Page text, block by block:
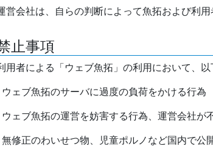
営会社は、自らの判断によって魚拓および利
止事項
用者による「ウェブ魚拓」の利用において、以
ウェブ魚拓のサーバに過度の負荷をかける行為
ウェブ魚拓の運営を妨害する行為、運営会社が
無修正のわいせつ物、児童ポルノなど国内で公